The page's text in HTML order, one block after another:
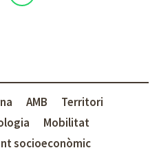
AMB
Territori
Mobilitat
socioeconòmic